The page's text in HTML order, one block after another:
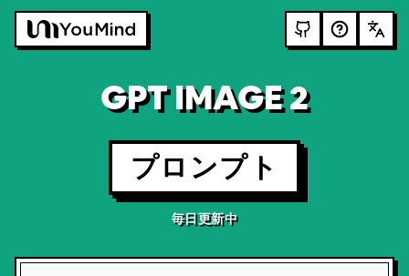
GPT IMAGE 2
プロンプト
毎日更新中